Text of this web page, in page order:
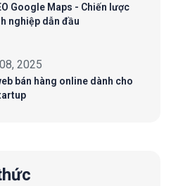
Google Maps - Chiến lược
nghiệp dẫn đầu
2025
bán hàng online dành cho